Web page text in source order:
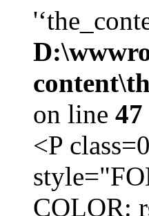
on line 47
<P
COLOR: